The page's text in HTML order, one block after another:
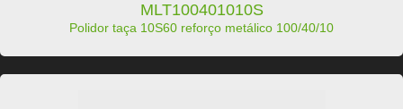
MLT100401010S
Polidor taça 10S60 reforço metálico 100/40/10